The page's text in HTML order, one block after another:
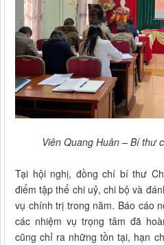
Viên Quang Huân – Bí thư
Tại hội nghị, đồng chí bí thư
điểm tập thể chi uỷ, chi bộ và
vụ chính trị trong năm. Báo cáo
các nhiệm vụ trọng tâm đã
cũng chỉ ra những tồn tại, hạn